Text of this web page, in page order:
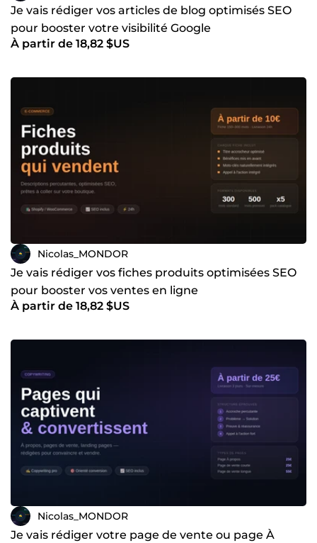
Je vais rédiger vos articles de blog optimisés SEO
pour booster votre visibilité Google
À partir de 18,82 $US
Nicolas_MONDOR
Je vais rédiger vos fiches produits optimisées SEO
pour booster vos ventes en ligne
À partir de 18,82 $US
Nicolas_MONDOR
Je vais rédiger votre page de vente ou page À